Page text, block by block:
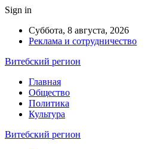
Sign in
Суббота, 8 августа, 2026
Реклама и сотрудничество
Витебский регион
Главная
Общество
Политика
Культура
Витебский регион